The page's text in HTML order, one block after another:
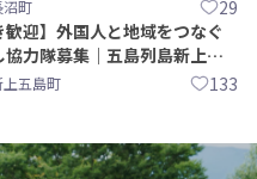
沼町 29
歓迎】外国人と地域をつなぐ
力隊募集｜五島列島新上五
五島町 133